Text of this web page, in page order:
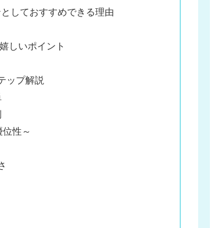
しておすすめできる理由
しいポイント
ップ解説
性～